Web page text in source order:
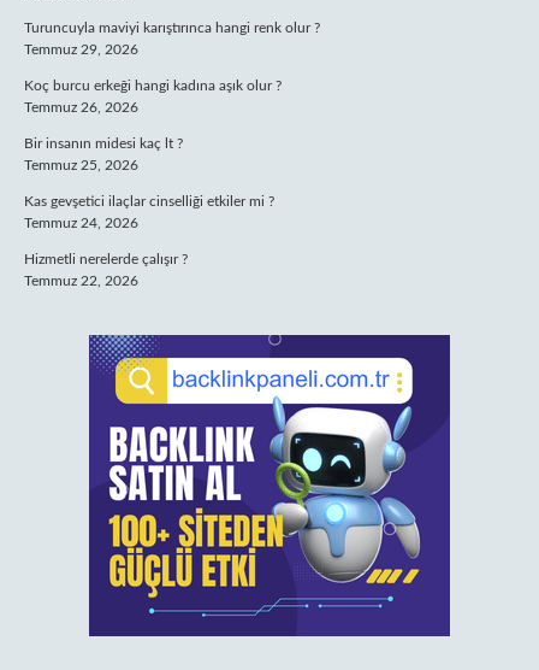
Turuncuyla maviyi karıştırınca hangi renk olur ?
Temmuz 29, 2026
Koç burcu erkeği hangi kadına aşık olur ?
Temmuz 26, 2026
Bir insanın midesi kaç lt ?
Temmuz 25, 2026
Kas gevşetici ilaçlar cinselliği etkiler mi ?
Temmuz 24, 2026
Hizmetli nerelerde çalışır ?
Temmuz 22, 2026